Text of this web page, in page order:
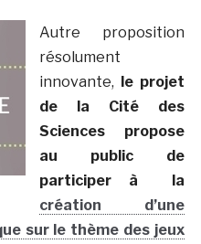
Autre proposition
résolument
innovante,
le projet
de la Cité des
Sciences propose
au public de
participer à la
création d’une
sur le thème des jeux